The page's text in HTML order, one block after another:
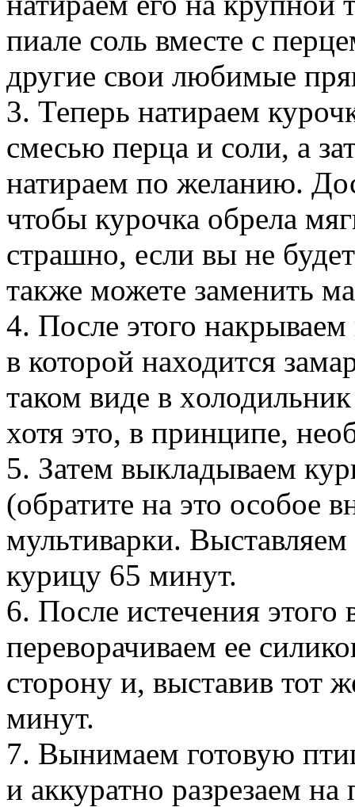
пиале соль вместе с
другие свои любимые
3. Теперь натираем
смесью перца и соли, а
натираем по желанию.
чтобы курочка обрела
страшно, если вы не
также можете заменить
4. После этого
в которой находится
таком виде в
хотя это, в принципе,
5. Затем выкладываем
(обратите на это особое
мультиварки.
курицу 65 минут.
6. После истечения этого
переворачиваем ее
сторону и, выставив тот
минут.
7. Вынимаем готовую
и аккуратно разрезаем